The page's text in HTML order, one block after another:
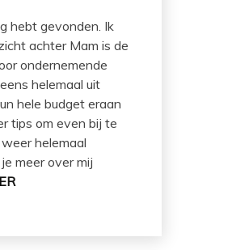
hebt gevonden. Ik
achter Mam is de
ondernemende
helemaal uit
hele budget eraan
tips om even bij te
helemaal
meer over mij